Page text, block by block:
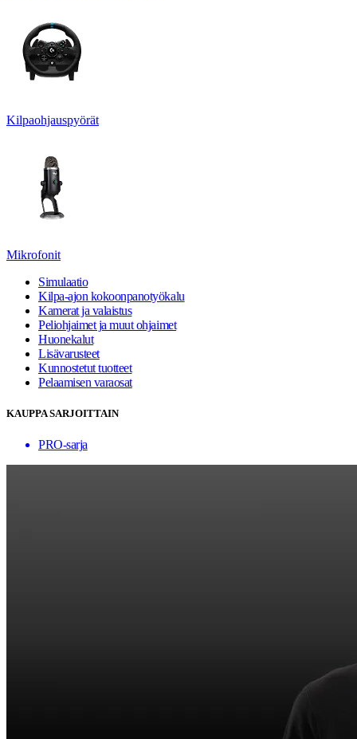
Kilpaohjauspyörät
Mikrofonit
Simulaatio
Kilpa-ajon kokoonpanotyökalu
Kamerat ja valaistus
Peliohjaimet ja muut ohjaimet
Huonekalut
Lisävarusteet
Kunnostetut tuotteet
Pelaamisen varaosat
KAUPPA SARJOITTAIN
PRO-sarja